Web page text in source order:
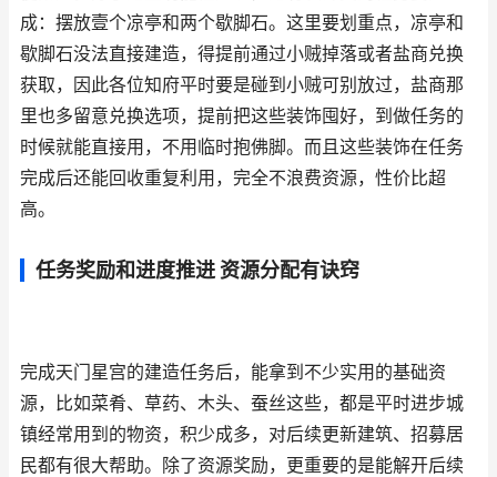
成：摆放壹个凉亭和两个歇脚石。这里要划重点，凉亭和
歇脚石没法直接建造，得提前通过小贼掉落或者盐商兑换
获取，因此各位知府平时要是碰到小贼可别放过，盐商那
里也多留意兑换选项，提前把这些装饰囤好，到做任务的
时候就能直接用，不用临时抱佛脚。而且这些装饰在任务
完成后还能回收重复利用，完全不浪费资源，性价比超
高。
任务奖励和进度推进 资源分配有诀窍
完成天门星宫的建造任务后，能拿到不少实用的基础资
源，比如菜肴、草药、木头、蚕丝这些，都是平时进步城
镇经常用到的物资，积少成多，对后续更新建筑、招募居
民都有很大帮助。除了资源奖励，更重要的是能解开后续